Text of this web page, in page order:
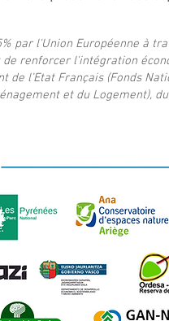
par l'Union Européenne à
de renforcer l'intégration
de l’Etat Français (Fonds
et du Logement),